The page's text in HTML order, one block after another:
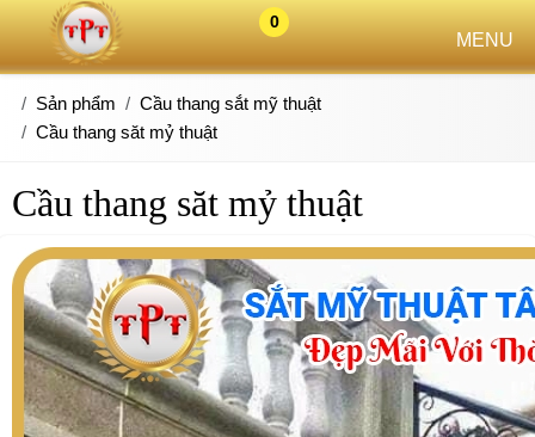
0
MENU
Sản phẩm
Cầu thang sắt mỹ thuật
Cầu thang săt mỷ thuật
Cầu thang săt mỷ thuật